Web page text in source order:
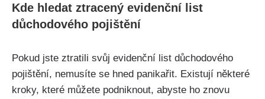
Kde hledat ztracený evidenční list
důchodového pojištění
Pokud jste ztratili svůj evidenční list důchodového
pojištění, nemusíte se hned panikařit. Existují některé
kroky, které můžete podniknout, abyste ho znovu